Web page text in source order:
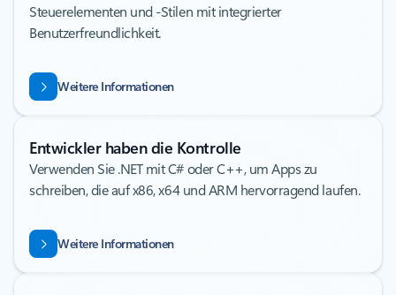
Steuerelementen und -Stilen mit integrierter
Benutzerfreundlichkeit.
Weitere Informationen
Entwickler haben die Kontrolle
Verwenden Sie .NET mit C# oder C++, um Apps zu
schreiben, die auf x86, x64 und ARM hervorragend laufen.
Weitere Informationen